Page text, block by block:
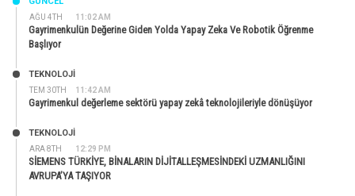
AĞU 4TH 11:02 AM
Gayrimenkulün Değerine Giden Yolda Yapay Zeka Ve Robotik Öğrenme
Başlıyor
TEM 30TH 11:42 AM
TEKNOLOJİ
Gayrimenkul değerleme sektörü yapay zekâ teknolojileriyle dönüşüyor
ARA 8TH 12:29 PM
TEKNOLOJİ
SİEMENS TÜRKİYE, BİNALARIN DİJİTALLEŞMESİNDEKİ UZMANLIĞINI
AVRUPA’YA TAŞIYOR